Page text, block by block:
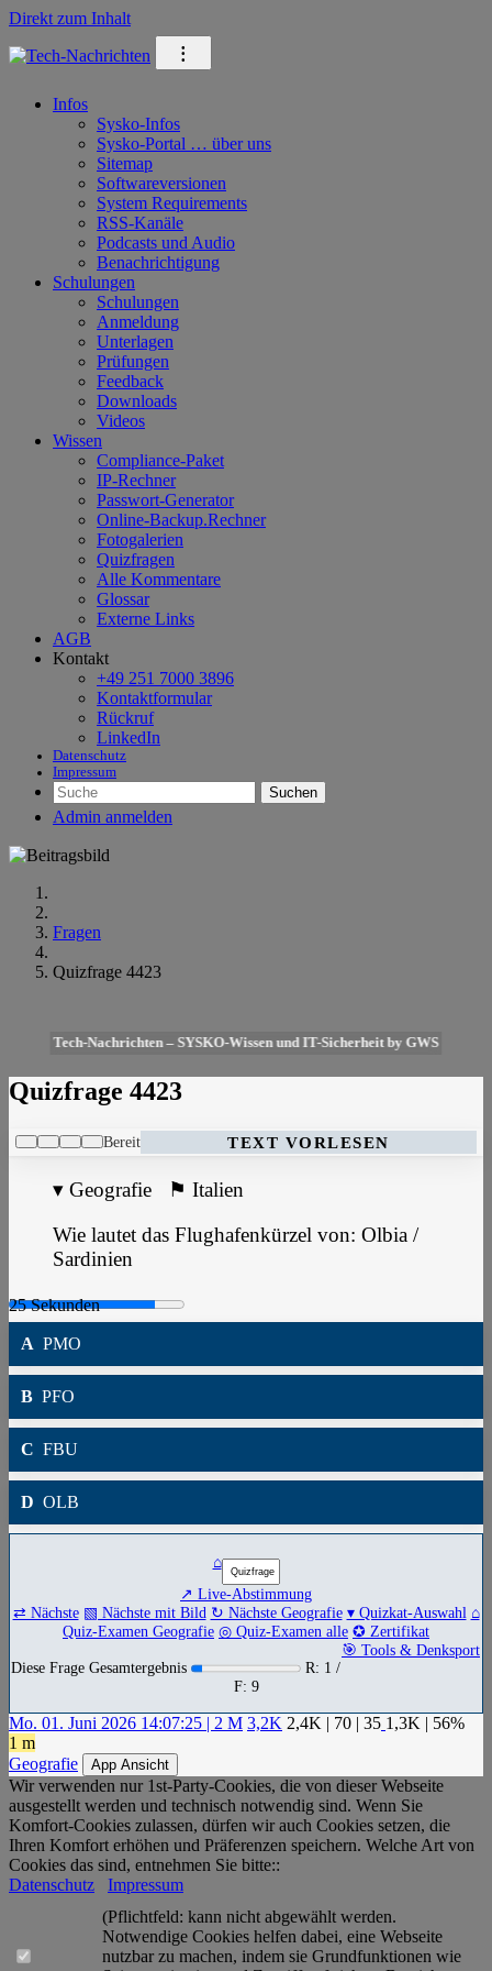
Direkt zum Inhalt
⁝
Infos
Sysko-Infos
Sysko-Portal … über uns
Sitemap
Softwareversionen
System Requirements
RSS-Kanäle
Podcasts und Audio
Benachrichtigung
Schulungen
Schulungen
Anmeldung
Unterlagen
Prüfungen
Feedback
Downloads
Videos
Wissen
Compliance-Paket
IP-Rechner
Passwort-Generator
Online-Backup.Rechner
Fotogalerien
Quizfragen
Alle Kommentare
Glossar
Externe Links
AGB
Kontakt
+49 251 7000 3896
Kontaktformular
Rückruf
LinkedIn
Datenschutz
Impressum
Suchen
Admin anmelden
Fragen
Quizfrage 4423
Tech-Nachrichten – SYSKO-Wissen und IT-Sicherheit by GWS
Quizfrage 4423
Bereit TEXT VORLESEN
▾ Geografie ⚑ Italien
Wie lautet das Flughafenkürzel von: Olbia /
Sardinien
A PMO
B PFO
C FBU
D OLB
⌂
↗ Live-Abstimmung
⇄ Nächste ▧ Nächste mit Bild ↻ Nächste Geografie ▾ Quizkat-Auswahl ⌂
Quiz-Examen Geografie ◎ Quiz-Examen alle ✪ Zertifikat
🎯 Tools & Denksport
Diese Frage Gesamtergebnis
R: 1 /
F: 9
Mo. 01. Juni 2026 14:07:25 | 2 M 3,2K 2,4K | 70 | 35 1,3K | 56%
1 m
Geografie
App Ansicht
Wir verwenden nur 1st-Party-Cookies, die von dieser Webseite
ausgestellt werden und technisch notwendig sind. Wenn Sie
Komfort-Cookies zulassen, dürfen wir auch Cookies setzen, die
Ihren Komfort erhöhen und Präferenzen speichern. Welche Art von
Cookies das sind, entnehmen Sie bitte::
Datenschutz
Impressum
(Pflichtfeld: kann nicht abgewählt werden.
Notwendige Cookies helfen dabei, eine Webseite
nutzbar zu machen, indem sie Grundfunktionen wie